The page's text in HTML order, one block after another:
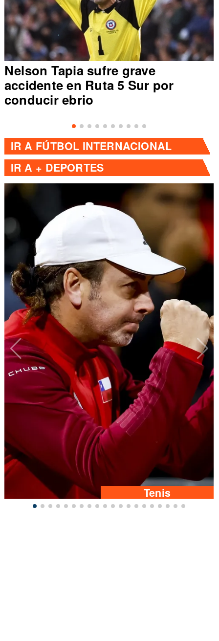
Nelson Tapia sufre grave
accidente en Ruta 5 Sur por
conducir ebrio
IR A FÚTBOL INTERNACIONAL
IR A + DEPORTES
Tenis